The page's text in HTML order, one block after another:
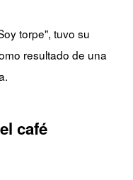
torpe", tuvo su
resultado de una
café